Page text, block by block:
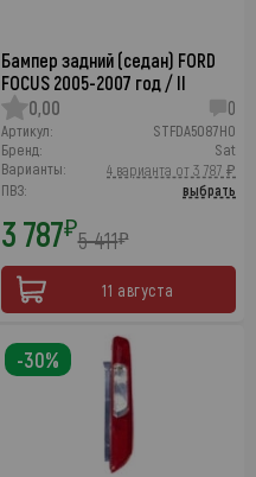
Бампер задний (седан) FORD
FOCUS 2005-2007 год / II
0,00
0
Артикул:
STFDA5087H0
Бренд:
Sat
Варианты:
4 варианта от 3 787 ₽
ПВЗ:
выбрать
3 787₽5 411₽
11 августа
-30%